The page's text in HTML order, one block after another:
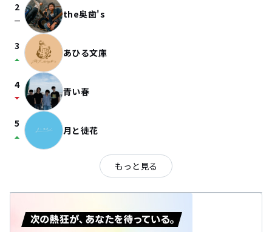
2
check_indeterminate_small the奥歯's
3
arrow_drop_up あひる文庫
4
arrow_drop_down 青い春
5
arrow_drop_up 月と徒花
もっと見る